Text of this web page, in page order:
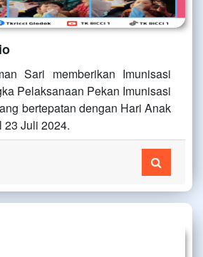
Sari memberikan Imunisasi
Pelaksanaan Pekan Imunisasi
bertepatan dengan Hari Anak
23 Juli 2024.